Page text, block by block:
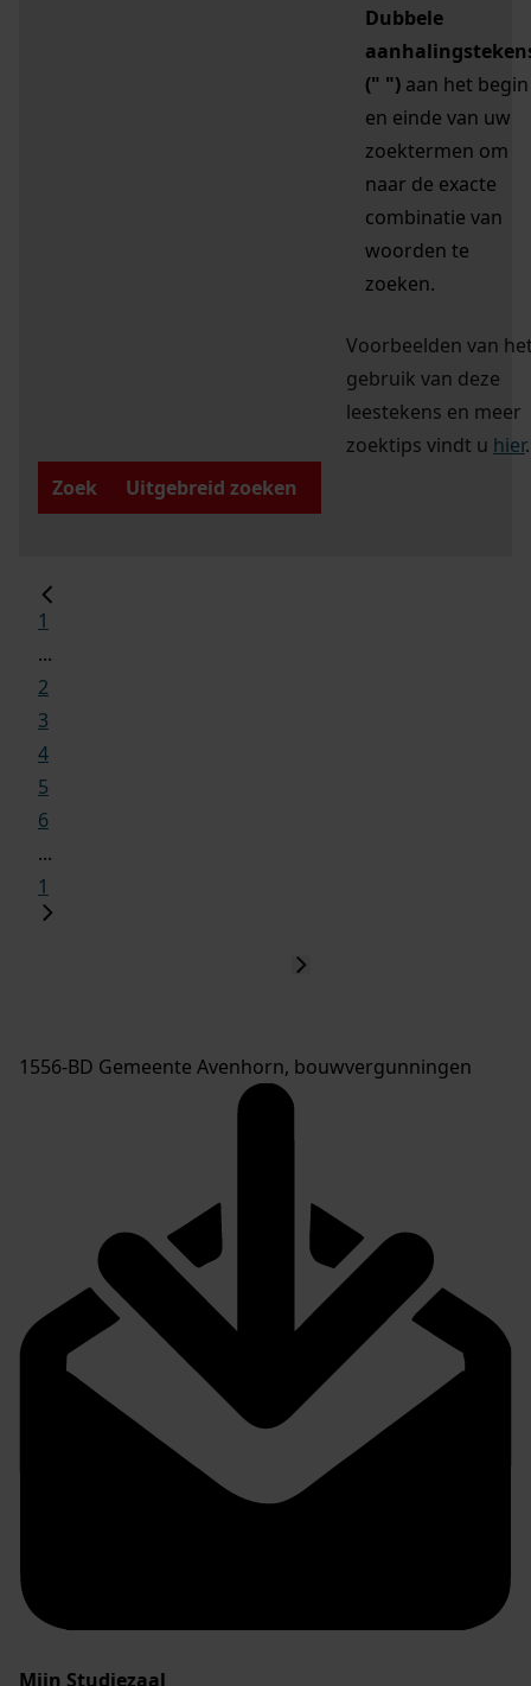
Dubbele
(" ") aan het begin
en einde van uw
zoektermen om
naar de exacte
combinatie van
woorden te
zoeken.
Voorbeelden van
gebruik van deze
leestekens en meer
zoektips vindt u hier.
Zoek
Uitgebreid zoeken
1
...
2
3
4
5
6
...
1
1556-BD Gemeente Avenhorn, bouwvergunningen
Mijn Studiezaal